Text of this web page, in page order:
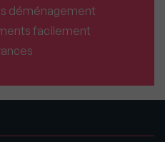
déménagement
facilement